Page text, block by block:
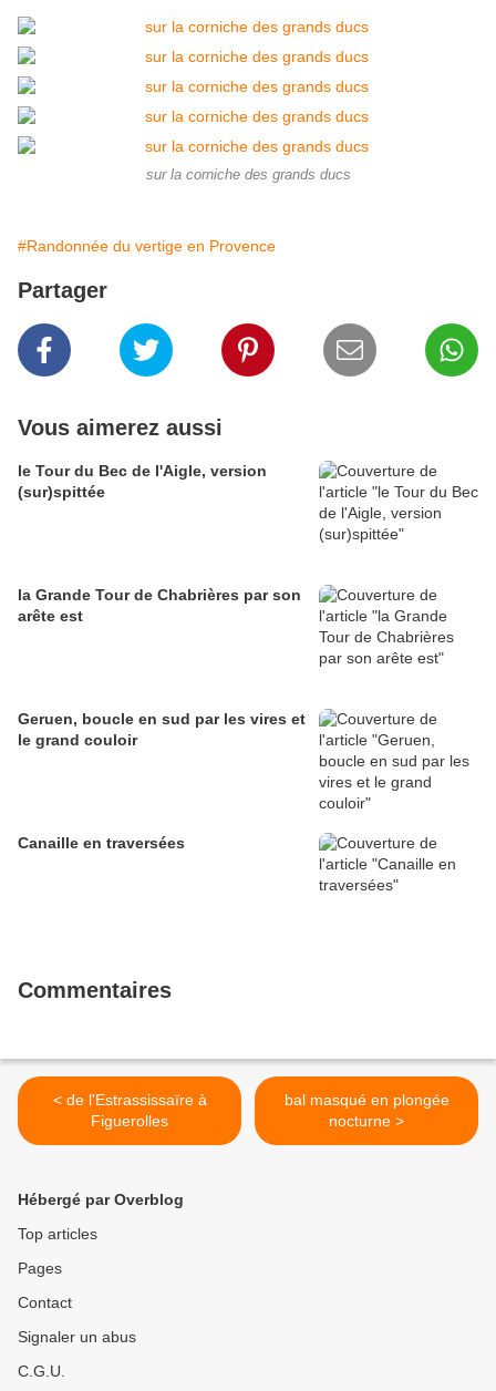
sur la corniche des grands ducs
#Randonnée du vertige en Provence
Partager
Vous aimerez aussi
le Tour du Bec de l'Aigle, version
(sur)spittée
la Grande Tour de Chabrières par son
arête est
Geruen, boucle en sud par les vires et
le grand couloir
Canaille en traversées
Commentaires
< de l'Estrassissaïre à
Figuerolles
bal masqué en plongée
nocturne >
Hébergé par Overblog
Top articles
Pages
Contact
Signaler un abus
C.G.U.